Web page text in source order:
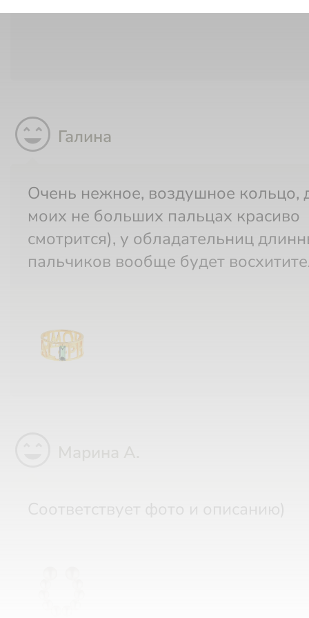
sentiment_very_satisfied Галина
Очень нежное, воздушное кольцо, даже на
моих не больших пальцах красиво
смотрится), у обладательниц
пальчиков вообще будет
Соответствует фото и описанию)